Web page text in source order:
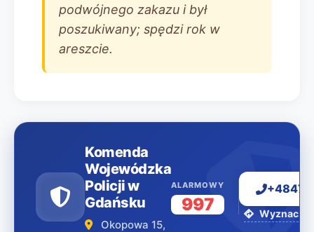
podwójnego zakazu i był
poszukiwany; spędzi rok w
areszcie.
Komenda
Wojewódzka
Policji w
Gdańsku
Okopowa 15,
ALARMOWY
997 Wyznacz